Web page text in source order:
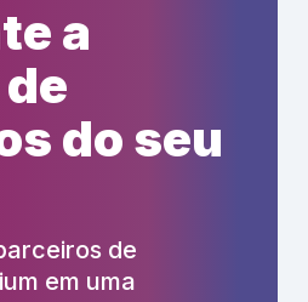
a
do seu
de
em uma